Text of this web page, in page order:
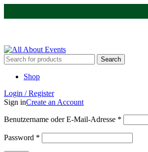
Search
Shop
Login / Register
Sign inCreate an Account
Benutzername oder E-Mail-Adresse *
Password *